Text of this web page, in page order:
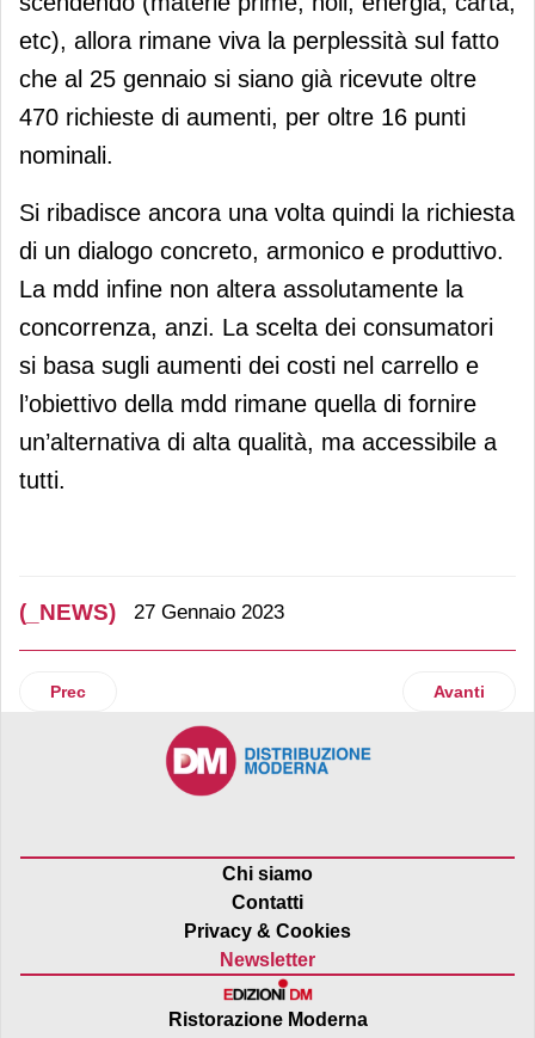
etc), allora rimane viva la perplessità sul fatto
che al 25 gennaio si siano già ricevute oltre
470 richieste di aumenti, per oltre 16 punti
nominali.
Si ribadisce ancora una volta quindi la richiesta
di un dialogo concreto, armonico e produttivo.
La mdd infine non altera assolutamente la
concorrenza, anzi. La scelta dei consumatori
si basa sugli aumenti dei costi nel carrello e
l’obiettivo della mdd rimane quella di fornire
un’alternativa di alta qualità, ma accessibile a
tutti.
(_NEWS) 27 Gennaio 2023
Articolo precedente: Haribo: in arrivo la limited edition
Prec Articolo
Avanti
Chi siamo
Contatti
Privacy & Cookies
Newsletter
Ristorazione Moderna